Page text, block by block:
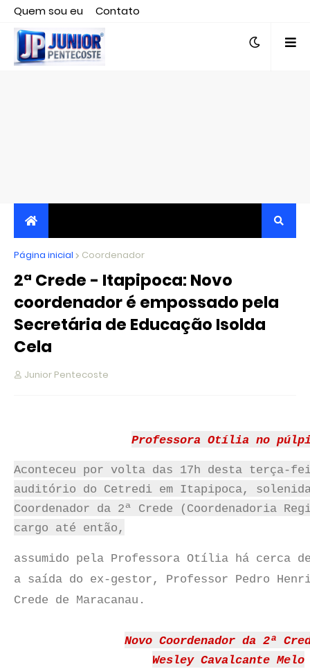
Quem sou eu
Contato
Editor responsável, jornalista Clovis Almeida.
JORNALISMO INDEPENDENTE, TRANSPARENTE E
CRÍTICO
Página inicial Coordenador
2ª Crede - Itapipoca: Novo
coordenador é empossado pela
Secretária de Educação Isolda
Cela
Junior Pentecoste
Professora Otília no
Aconteceu por volta das 17h desta terça-
auditório do Cetredi em Itapipoca,
Coordenador da 2ª Crede (Coordenadoria
cargo até então,
assumido pela Professora Otília há cerca
a saída do ex-gestor, Professor Pedro
Crede de Maracanau.
Novo Coordenador da 2ª
Wesley Cavalcante Melo